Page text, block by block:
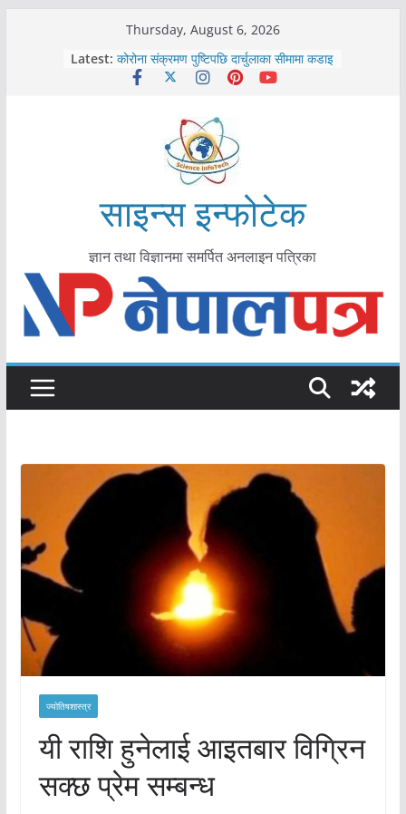
Thursday, August 6, 2026
Latest:
काभ्रेपलाञ्चोकमा आयुर्वेद स्वास्थ्योपचारतर्फ
आकर्षण बढ्दै
कोरोना संक्रमण पुष्टिपछि दार्चुलाका सीमामा कडाइ
मकवानपुरमा खोरेत रोग विरुद्धको खोप लगाउन
आयुर्वेद चिकित्सा प्रणालीको भूमिका महत्वपूर्ण छ :
मुख्यमन्त्री शाह
साइन्स इन्फोटेक
ज्ञान तथा विज्ञानमा समर्पित अनलाइन पत्रिका
ज्योतिषशास्त्र
यी राशि हुनेलाई आइतबार विग्रिन
सक्छ प्रेम सम्बन्ध